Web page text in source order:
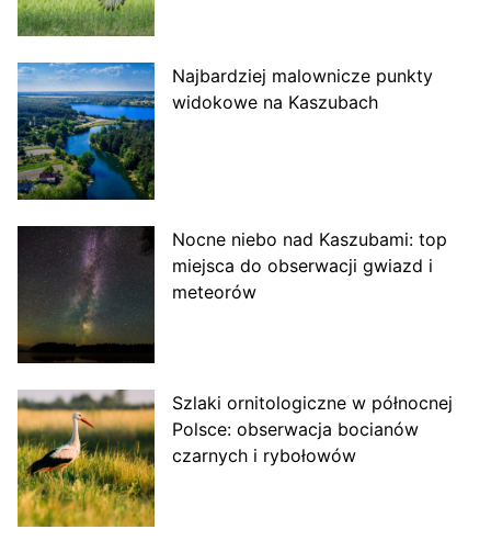
Najbardziej malownicze punkty
widokowe na Kaszubach
Nocne niebo nad Kaszubami: top
miejsca do obserwacji gwiazd i
meteorów
Szlaki ornitologiczne w północnej
Polsce: obserwacja bocianów
czarnych i rybołowów